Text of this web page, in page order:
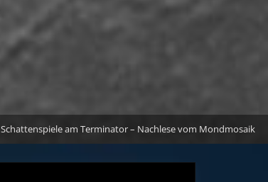
Schattenspiele am Terminator – Nachlese vom Mondmosaik